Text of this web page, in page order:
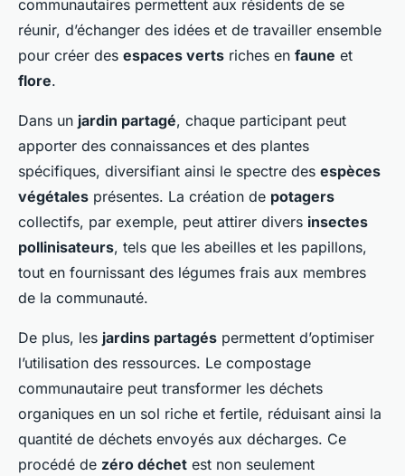
communautaires permettent aux résidents de se
réunir, d’échanger des idées et de travailler ensemble
pour créer des espaces verts riches en faune et
flore.
Dans un jardin partagé, chaque participant peut
apporter des connaissances et des plantes
spécifiques, diversifiant ainsi le spectre des espèces
végétales présentes. La création de potagers
collectifs, par exemple, peut attirer divers insectes
pollinisateurs, tels que les abeilles et les papillons,
tout en fournissant des légumes frais aux membres
de la communauté.
De plus, les jardins partagés permettent d’optimiser
l’utilisation des ressources. Le compostage
communautaire peut transformer les déchets
organiques en un sol riche et fertile, réduisant ainsi la
quantité de déchets envoyés aux décharges. Ce
procédé de zéro déchet est non seulement